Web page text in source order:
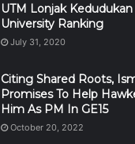
UTM Lonjak
University Ranking
July 31, 2020
Citing Shared Roots,
Promises To Help
Him As PM In GE15
October 20, 2022